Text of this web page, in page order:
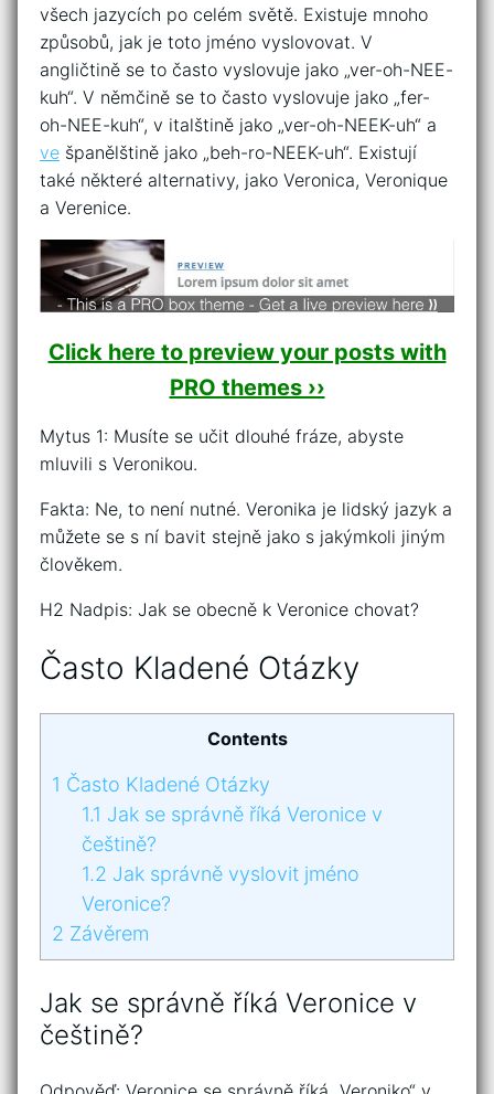
všech jazycích po celém světě. Existuje mnoho
způsobů, jak je toto jméno vyslovovat. V
angličtině se to často vyslovuje jako „ver-oh-NEE-
kuh“. V němčině se to často vyslovuje jako „fer-
oh-NEE-kuh“, v italštině jako „ver-oh-NEEK-uh“ a
ve španělštině jako „beh-ro-NEEK-uh“. Existují
také některé alternativy, jako Veronica, Veronique
a Verenice.
Click here to preview your posts with
PRO themes ››
Mytus 1: Musíte se učit dlouhé fráze, abyste
mluvili s Veronikou.
Fakta: Ne, to není nutné. Veronika je lidský jazyk a
můžete se s ní bavit stejně jako s jakýmkoli jiným
člověkem.
H2 Nadpis: Jak se obecně k Veronice chovat?
Často Kladené Otázky
Contents
1 Často Kladené Otázky
1.1 Jak se správně říká Veronice v
češtině?
1.2 Jak správně vyslovit jméno
Veronice?
2 Závěrem
Jak se správně říká Veronice v
češtině?